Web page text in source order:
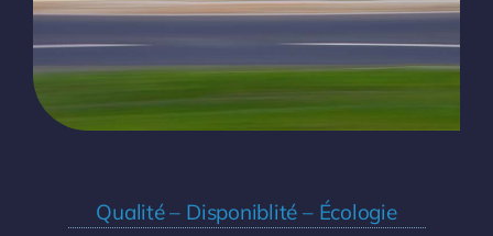
Qualité – Disponiblité – Écologie